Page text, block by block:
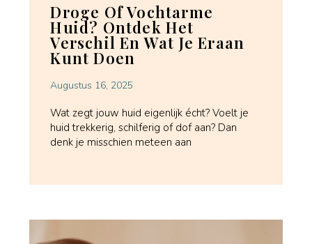
Droge Of Vochtarme
Huid? Ontdek Het
Verschil En Wat Je Eraan
Kunt Doen
Augustus 16, 2025
Wat zegt jouw huid eigenlijk écht? Voelt je
huid trekkerig, schilferig of dof aan? Dan
denk je misschien meteen aan